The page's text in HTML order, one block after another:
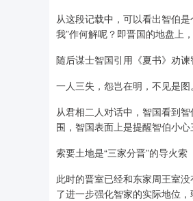
从这段记载中，可以看出智伯
我”作何解呢？即晋国的地盘上
随后谋士智国引用《夏书》劝谏
一人三失，怨岂在明，不见是图
从君相二人对话中，智国看到
围，智国表面上是提醒智伯小心
索要土地是“三家分晋”的导火索
此时的晋室已经和东家周王室
了进一步强化智家的实际地位